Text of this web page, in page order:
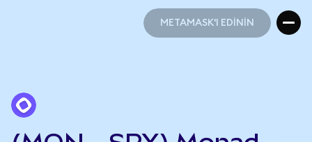
METAMASK'I EDİNİN